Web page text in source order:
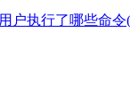
户执行了哪些命令